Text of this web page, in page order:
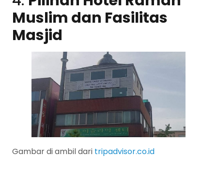
Muslim dan Fasilitas
Masjid
Gambar di ambil dari tripadvisor.co.id